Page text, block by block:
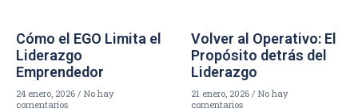
Cómo el EGO Limita el
Liderazgo
Emprendedor
24 enero, 2026
No hay
comentarios
Volver al Operativo: El
Propósito detrás del
Liderazgo
21 enero, 2026
No hay
comentarios